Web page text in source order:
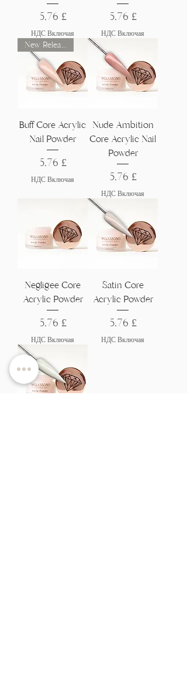
Цена
5,76 £
НДС Включая
Цена
5,76 £
НДС Включая
New Release
Buff Core Acrylic
Nail Powder
Цена
5,76 £
НДС Включая
Nude Ambition
Core Acrylic Nail
Powder
Цена
5,76 £
НДС Включая
Negligee Core
Acrylic Powder
Цена
5,76 £
НДС Включая
Satin Core
Acrylic Powder
Цена
5,76 £
НДС Включая